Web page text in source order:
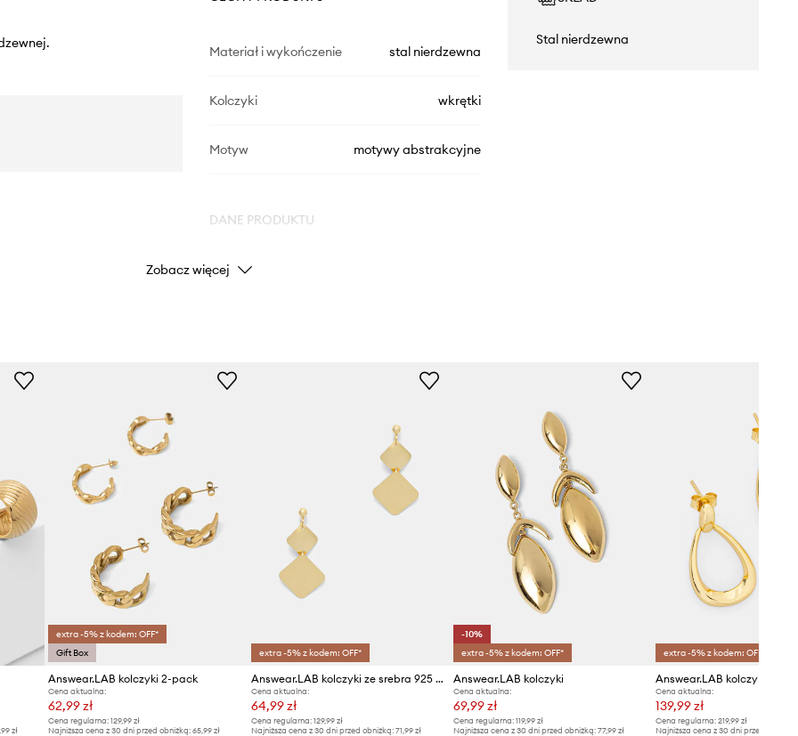
Materiał i wykończenie stal nierdzewna
Kolczyki wkrętki
Motyw motywy abstrakcyjne
DANE PRODUKTU
Kod producenta
Marka Answear.LAB
Stal nierdzewna
Zobacz więcej
zł
extra -5% z kodem: OFF*
Gift Box
Answear.LAB kolczyki 2-pack
Cena aktualna:
62,99 zł
Cena regularna: 129,99 zł
Najniższa cena z 30 dni przed obniżką: 65,99 zł
extra -5% z kodem: OFF*
Answear.LAB kolczyki ze srebra 925 pozłacanego 18k złotem
Cena aktualna:
64,99 zł
Cena regularna: 129,99 zł
Najniższa cena z 30 dni przed obniżką: 71,99 zł
-10%
extra -5% z kodem: OFF*
Answear.LAB kolczyki
Cena aktualna:
69,99 zł
Cena regularna:119,99 zł
Najniższa cena z 30 dni przed obniżką:77,99 zł
extra -5% z kodem: OFF*
Cena aktualna:
139,99 zł
Cena regularna: 219,99 zł
Najniższa cena z 30 dni przed obniżką: